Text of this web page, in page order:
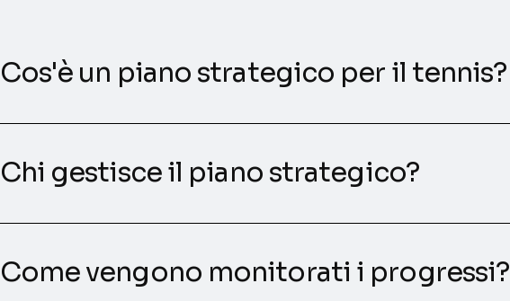
Cos'è un piano strategico per il tennis?
Chi gestisce il piano strategico?
Come vengono monitorati i progressi?